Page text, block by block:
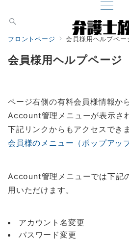
フロントページ 会員様用ヘルプペー
会員様用ヘルプページ
ページ右側の有料会員様情報か
Account管理メニューが表示さ
下記リンクからもアクセスできま
会員様のメニュー（ポップアッ
Account管理メニューでは下記
用いただけます。
アカウント名変更
パスワード変更